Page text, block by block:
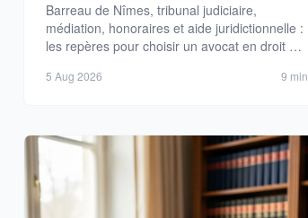
Barreau de Nîmes, tribunal judiciaire,
médiation, honoraires et aide juridictionnelle :
les repères pour choisir un avocat en droit de
5 Aug 2026 9 min